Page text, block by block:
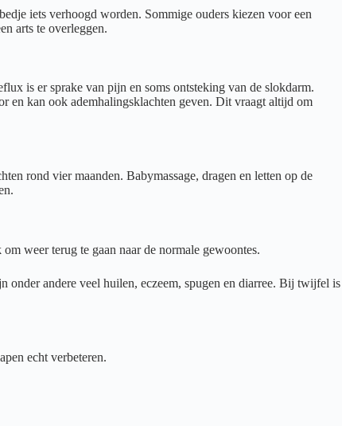
iets verhoogd worden. Sommige ouders kiezen voor een
arts te overleggen.
is er sprake van pijn en soms ontsteking van de slokdarm.
en kan ook ademhalingsklachten geven. Dit vraagt altijd om
rond vier maanden. Babymassage, dragen en letten op de
weer terug te gaan naar de normale gewoontes.
onder andere veel huilen, eczeem, spugen en diarree. Bij twijfel is
echt verbeteren.